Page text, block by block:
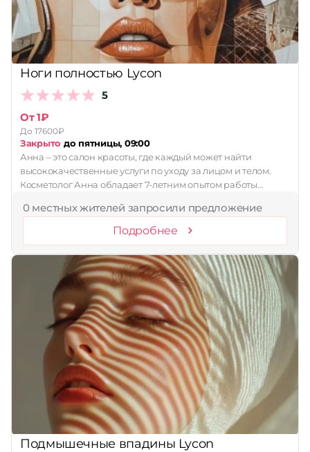
Ноги полностью Lycon
5
От 1₽
До 17600₽
Закрыто до пятницы, 09:00
Анна – это салон красоты, где каждый может найти
высококачественные услуги по уходу за лицом и телом.
Косметолог Анна обладает 7-летним опытом работы…
0 местных жителей запросили предложение
Подробнее
Подмышечные впадины Lycon